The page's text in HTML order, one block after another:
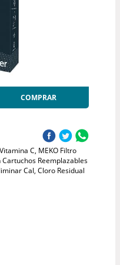
COMPRAR
C, MEKO Filtro
Reemplazables
Cal, Cloro Residual